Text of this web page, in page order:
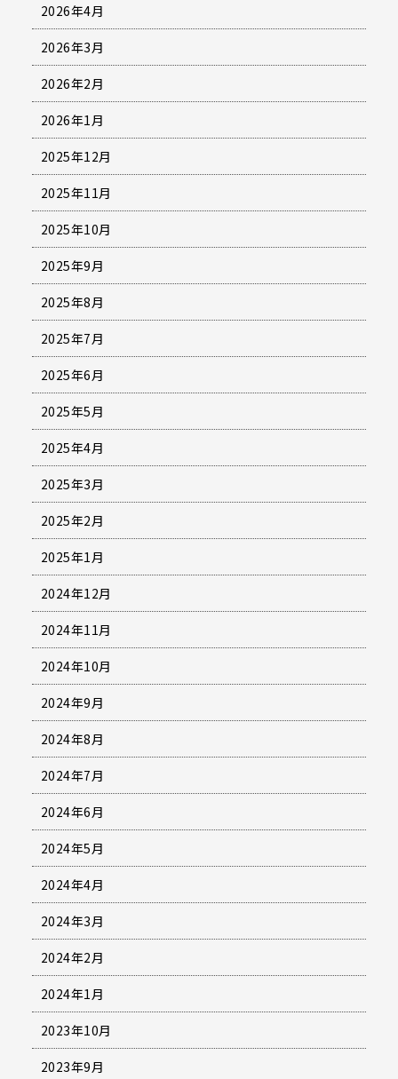
2026年4月
2026年3月
2026年2月
2026年1月
2025年12月
2025年11月
2025年10月
2025年9月
2025年8月
2025年7月
2025年6月
2025年5月
2025年4月
2025年3月
2025年2月
2025年1月
2024年12月
2024年11月
2024年10月
2024年9月
2024年8月
2024年7月
2024年6月
2024年5月
2024年4月
2024年3月
2024年2月
2024年1月
2023年10月
2023年9月